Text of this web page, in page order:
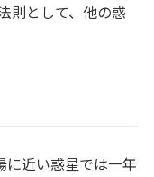
則として、他の惑
近い惑星では一年